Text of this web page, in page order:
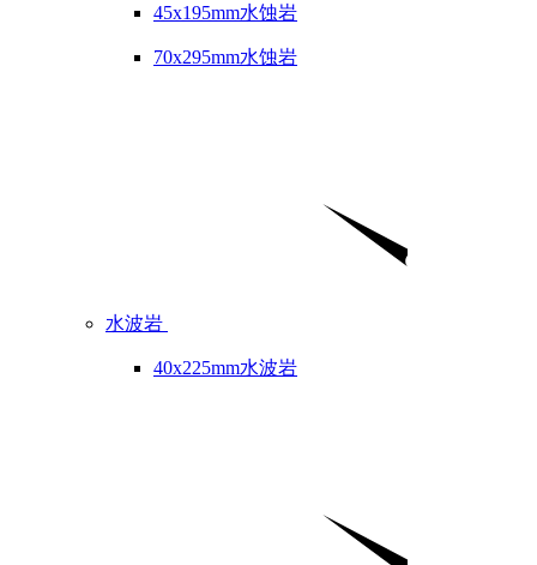
45x195mm水蚀岩
70x295mm水蚀岩
水波岩
40x225mm水波岩